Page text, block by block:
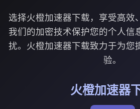
选择火橙加速器下载，享受高效
我们的加密技术保护您的个人信
扰。火橙加速器下载致力于为您
验。
火橙加速器